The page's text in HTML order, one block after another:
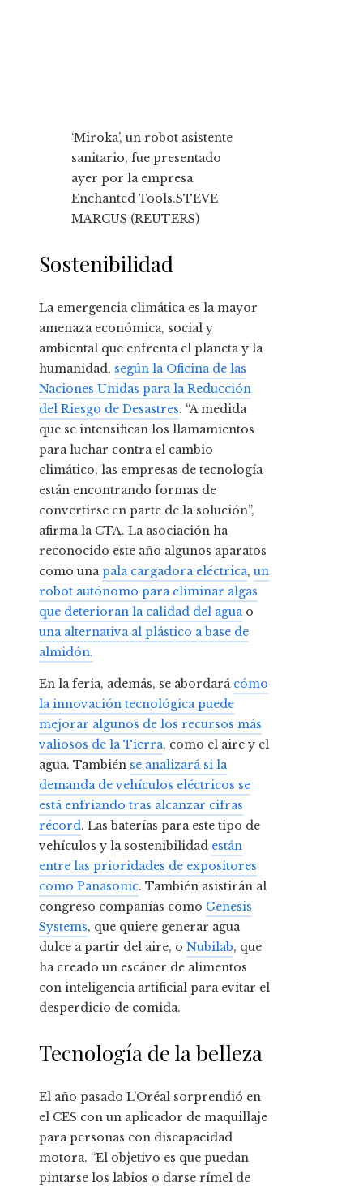
‘Miroka’, un robot asistente
sanitario, fue presentado
ayer por la empresa
Enchanted Tools.STEVE
MARCUS (REUTERS)
Sostenibilidad
La emergencia climática es la mayor
amenaza económica, social y
ambiental que enfrenta el planeta y la
humanidad, según la Oficina de las
Naciones Unidas para la Reducción
del Riesgo de Desastres. “A medida
que se intensifican los llamamientos
para luchar contra el cambio
climático, las empresas de tecnología
están encontrando formas de
convertirse en parte de la solución”,
afirma la CTA. La asociación ha
reconocido este año algunos aparatos
como unapala cargadora eléctrica, un
robot autónomo para eliminar algas
que deterioran la calidad del aguao
una alternativa al plástico a base de
almidón.
En la feria, además, se abordará cómo
la innovación tecnológica puede
mejorar algunos de los recursos más
valiosos de la Tierra, como el aire y el
agua. También se analizará si la
demanda de vehículos eléctricos se
está enfriando tras alcanzar cifras
récord. Las baterías para este tipo de
vehículos y la sostenibilidad están
entre las prioridades de expositores
como Panasonic. También asistirán al
congreso compañías como Genesis
Systems, que quiere generar agua
dulce a partir del aire, o Nubilab, que
ha creado un escáner de alimentos
con inteligencia artificial para evitar el
desperdicio de comida.
Tecnología de la belleza
El año pasado L’Oréal sorprendió en
el CES con un aplicador de maquillaje
para personas con discapacidad
motora. “El objetivo es que puedan
pintarse los labios o darse rímel de